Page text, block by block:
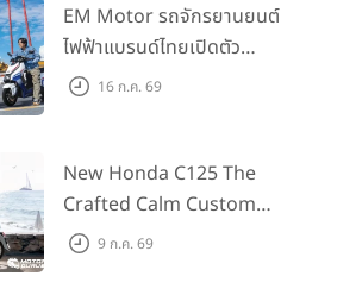
EM Motor รถจักรยานยนต์
ไฟฟ้าแบรนด์ไทยเปิดตัว
ARENA ที่มาในราคาพิเศษ
555 คันแรกรับฟรี Adapter
Type2 ฟรี
16 ก.ค. 69
New Honda C125 The
Crafted Calm Custom
Edition ถ่ายทอดความคลาสสิ
9 ก.ค. 69